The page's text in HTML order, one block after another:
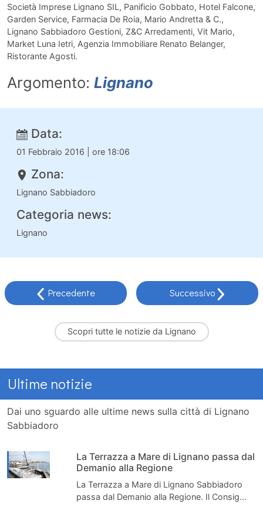
Società Imprese Lignano SIL, Panificio Gobbato, Hotel Falcone,
Garden Service, Farmacia De Roia, Mario Andretta & C.,
Lignano Sabbiadoro Gestioni, Z&C Arredamenti, Vit Mario,
Market Luna Ietri, Agenzia Immobiliare Renato Belanger,
Ristorante Agosti.
Argomento: Lignano
Data:
01 Febbraio 2016 | ore 18:06
Zona:
Lignano Sabbiadoro
Categoria news:
Lignano
Precedente Successivo
Scopri tutte le notizie da Lignano
Ultime notizie
Dai uno sguardo alle ultime news sulla città di Lignano
Sabbiadoro
La Terrazza a Mare di Lignano passa dal
Demanio alla Regione
La Terrazza a Mare di Lignano Sabbiadoro
passa dal Demanio alla Regione. Il Consig...